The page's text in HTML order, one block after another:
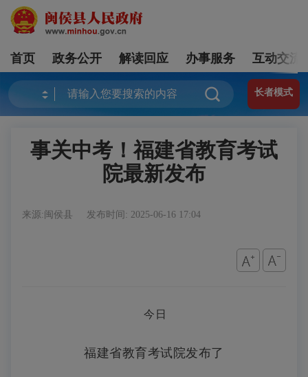
首页 政务公开 解读回应 办事服务 互动交流
长者模式
事关中考！福建省教育考试
院最新发布
来源:闽侯县 发布时间: 2025-06-16 17:04
今日
福建省教育考试院发布了